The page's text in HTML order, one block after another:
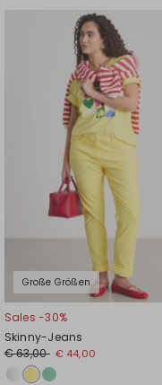
Große Größen
Sales -30%
Skinny-Jeans
€ 63,00 € 44,00